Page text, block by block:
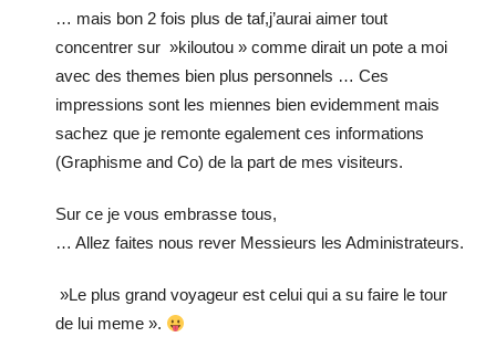
… mais bon 2 fois plus de taf,j’aurai aimer tout
concentrer sur »kiloutou » comme dirait un pote a moi
avec des themes bien plus personnels … Ces
impressions sont les miennes bien evidemment mais
sachez que je remonte egalement ces informations
(Graphisme and Co) de la part de mes visiteurs.
Sur ce je vous embrasse tous,
… Allez faites nous rever Messieurs les Administrateurs.
»Le plus grand voyageur est celui qui a su faire le tour
de lui meme ».